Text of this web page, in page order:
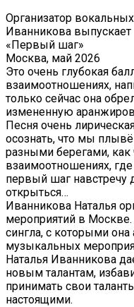
Организатор
Иванникова
«Первый шаг»
Москва, май 2026
Это очень глубокая
взаимоотношениях,
только сейчас она
измененную
Песня очень
осознать, что мы
разными берегами, как
взаимоотношениях,
первый шаг навстречу
открыться…
Иванникова Наталья
мероприятий в Москве.
сингла, с которыми она
музыкальных
Наталья Иванникова
новым талантам,
принимать свои
настоящими.